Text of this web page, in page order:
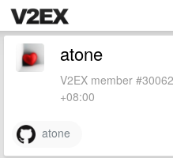
atone
V2EX member
+08:00
atone